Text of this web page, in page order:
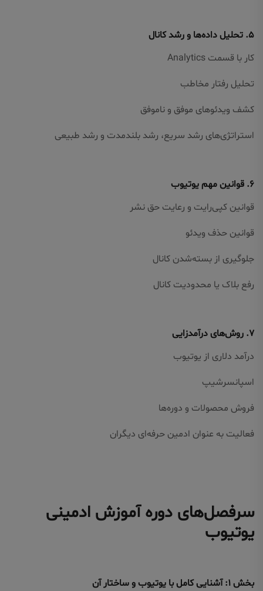
۵. تحلیل داده‌ها و رشد کانال
کار با قسمت Analytics
تحلیل رفتار مخاطب
کشف ویدئوهای موفق و ناموفق
استراتژی‌های رشد سریع، رشد بلندمدت و رشد طبیعی
۶. قوانین مهم یوتیوب
قوانین کپی‌رایت و رعایت حق نشر
قوانین حذف ویدئو
جلوگیری از بسته‌شدن کانال
رفع بلاک یا محدودیت کانال
۷. روش‌های درآمدزایی
درآمد دلاری از یوتیوب
اسپانسرشیپ
فروش محصولات و دوره‌ها
فعالیت به عنوان ادمین حرفه‌ای دیگران
سرفصل‌های دوره آموزش ادمینی
یوتیوب
بخش ۱: آشنایی کامل با یوتیوب و ساختار آن